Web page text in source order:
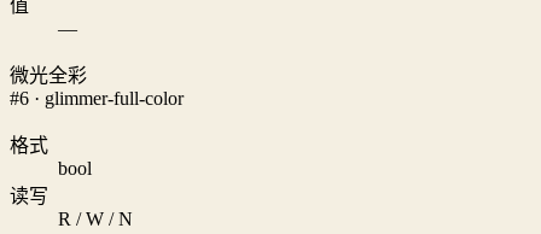
值
—
微光全彩
#6 · glimmer-full-color
格式
bool
读写
R / W / N